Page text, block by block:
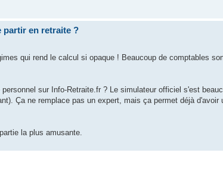
partir en retraite ?
qui rend le calcul si opaque ! Beaucoup de comptables
sur Info-Retraite.fr ? Le simulateur officiel s'est
Ça ne remplace pas un expert, mais ça permet déjà d'avoir
la plus amusante.